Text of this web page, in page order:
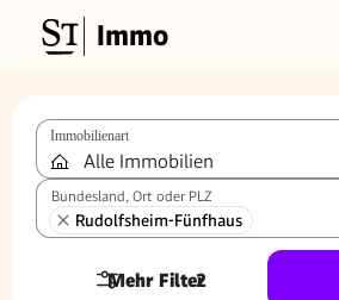
Immo
Immobilienart
Bundesland, Ort oder PLZ
Rudolfsheim-Fünfhaus
Mehr Filter
2